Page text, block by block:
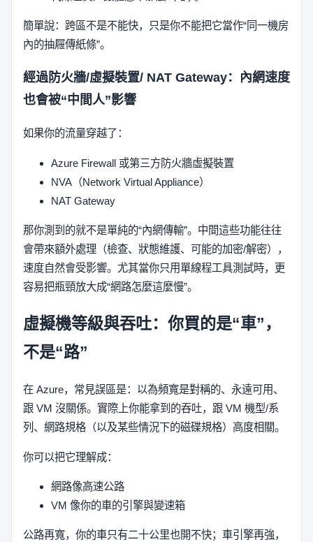
簡單說：跨區不是不能快，只是你不能把它當作“同一機房
內的抽屜傳紙條”。
經過防火牆/虛擬裝置/ NAT Gateway：內網速度
也會被“中間人”影響
如果你的流量穿越了：
Azure Firewall 或第三方防火牆虛擬裝置
NVA（Network Virtual Appliance）
NAT Gateway
那你測到的就不是單純的“內網傳輸”。中間這些功能往往
會帶來額外處理（檢查、狀態維護、可能的加密/解密），
速度自然會受影響。尤其當你只用單線程工具測試時，更
容易把瓶頸放大成“網路怎麼這麼慢”。
虛擬機等級與吞吐：你買的是“車”，
不是“路”
在 Azure，常見誤區是：以為頻寬是對稱的、永遠可用、
跟 VM 沒關係。實際上你能拿到的吞吐，跟 VM 機型/系
列、網路規格（以及某些情況下的磁碟規格）高度相關。
你可以把它理解成：
網路像高速公路
VM 像你的車的引擎與變速箱
公路再寬，你的車只有二十公里也開不快；車引擎再強，